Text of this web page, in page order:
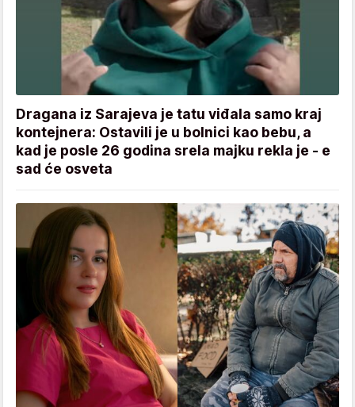
Dragana iz Sarajeva je tatu viđala samo kraj
kontejnera: Ostavili je u bolnici kao bebu, a
kad je posle 26 godina srela majku rekla je - e
sad će osveta